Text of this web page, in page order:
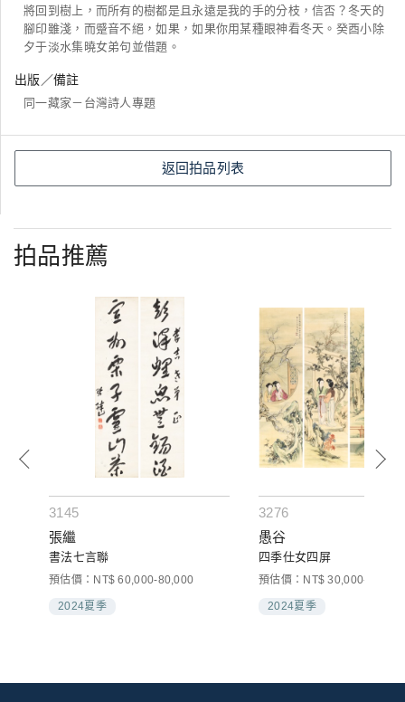
將回到樹上，而所有的樹都是且永遠是我的手的分枝，信否？冬天的
腳印雖淺，而蹙音不絕，如果，如果你用某種眼神看冬天。癸酉小除
夕于淡水集曉女弟句並借題。
出版／備註
同一藏家－台灣詩人專題
返回拍品列表
拍品推薦
3145
張繼
書法七言聯
預估價：NT$ 60,000-80,000
2024夏季
3276
愚谷
四季仕女四屏
預估價：NT$ 30,000-50,000
2024夏季